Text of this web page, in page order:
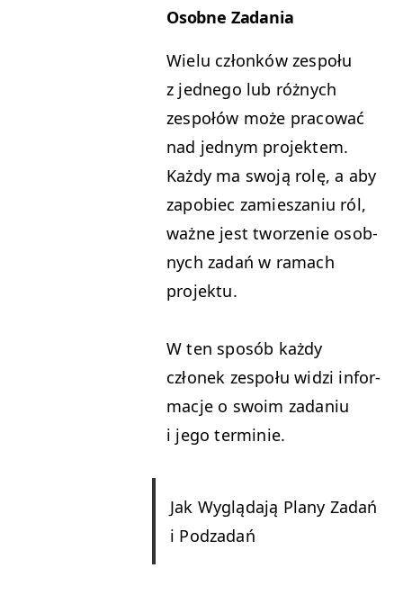
Osob­ne Zadania
Wielu członków zespołu
z jed­nego lub różnych
zespołów może pra­cow­ać
nad jed­nym pro­jek­tem.
Każdy ma swo­ją rolę, a aby
zapo­biec zamiesza­niu ról,
ważne jest tworze­nie osob­
nych zadań w ramach
projektu.
W ten sposób każdy
członek zespołu widzi infor­
ma­c­je o swoim zada­niu
i jego terminie.
Jak Wyglą­da­ją Plany Zadań
i Podzadań